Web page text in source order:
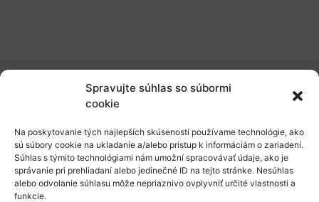
Spravujte súhlas so súbormi
cookie
Na poskytovanie tých najlepších skúseností používame technológie, ako
sú súbory cookie na ukladanie a/alebo prístup k informáciám o zariadení.
Súhlas s týmito technológiami nám umožní spracovávať údaje, ako je
správanie pri prehliadaní alebo jedinečné ID na tejto stránke. Nesúhlas
alebo odvolanie súhlasu môže nepriaznivo ovplyvniť určité vlastnosti a
funkcie.
Naše služby
Financovanie a podpora
Stáže a pobyty